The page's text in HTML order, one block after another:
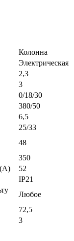
Колонна
Электрическая
2,3
3
0/18/30
380/50
6,5
25/33
48
350
(А)
52
IP21
Любое
72,5
3